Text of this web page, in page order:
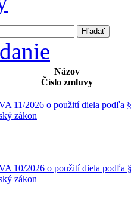
Názov
Číslo zmluvy
11/2026 o použití diela podľa §
zákon
10/2026 o použití diela podľa
zákon